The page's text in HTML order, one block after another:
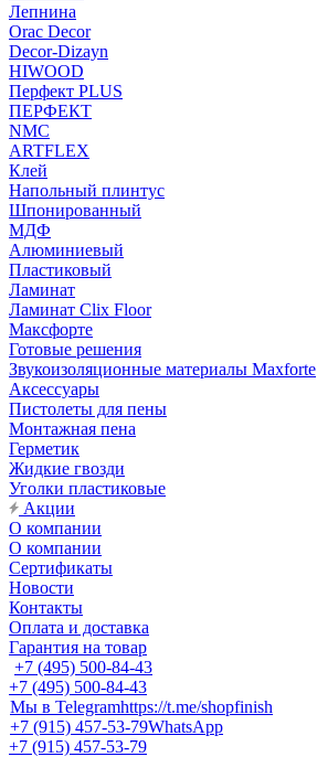
Лепнина
Orac Decor
Decor-Dizayn
HIWOOD
Перфект PLUS
ПЕРФЕКТ
NMC
ARTFLEX
Клей
Напольный плинтус
Шпонированный
МДФ
Алюминиевый
Пластиковый
Ламинат
Ламинат Clix Floor
Максфорте
Готовые решения
Звукоизоляционные материалы Maxforte
Аксессуары
Пистолеты для пены
Монтажная пена
Герметик
Жидкие гвозди
Уголки пластиковые
Акции
О компании
О компании
Сертификаты
Новости
Контакты
Оплата и доставка
Гарантия на товар
+7 (495) 500-84-43
+7 (495) 500-84-43
Мы в Telegramhttps://t.me/shopfinish
+7 (915) 457-53-79WhatsApp
+7 (915) 457-53-79